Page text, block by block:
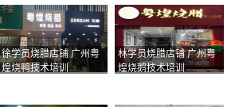
徐学员烧腊店铺 广州粤
煌烧鸭技术培训
林学员烧腊店铺 广州粤
煌烧鹅技术培训